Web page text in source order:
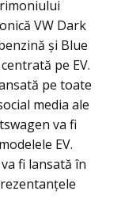
VW Dark
și Blue
pe EV.
pe toate
media ale
va fi
EV.
fi lansată în